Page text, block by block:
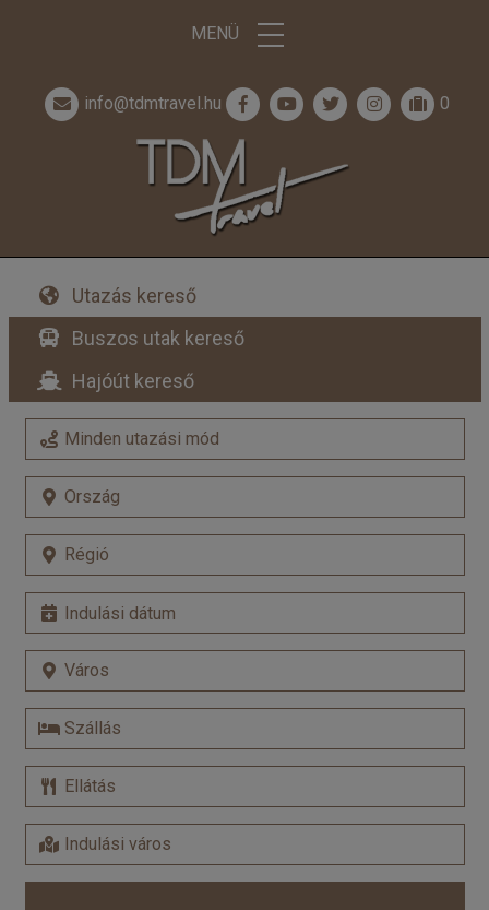
MENÜ
info@tdmtravel.hu 0
Utazás kereső
Buszos utak kereső
Hajóút kereső